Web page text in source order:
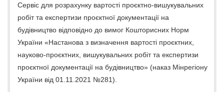
Сервіс для розрахунку вартості проєктно-вишукувальних
робіт та експертизи проєктної документації на
будівництво відповідно до вимог Кошторисних Норм
України «Настанова з визначення вартості проєктних,
науково-проєктних, вишукувальних робіт та експертизи
проєктної документації на будівництво» (наказ Мінрегіону
України від 01.11.2021 №281).